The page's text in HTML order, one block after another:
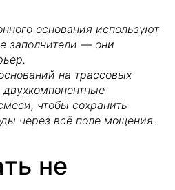
основания используют
заполнители — они
на трассовых
чтобы сохранить
через всё поле мощения.
не
р-он,
р-он,
26